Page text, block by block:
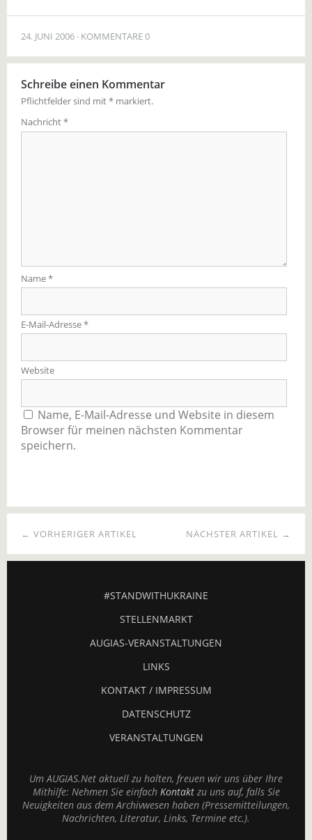
24. JUNI 2006 KOMMENTARE 0
Schreibe einen Kommentar
Pflichtfelder sind mit* markiert.
Nachricht*
Name*
E-Mail-Adresse*
Website
Name, E-Mail-Adresse und Website in diesem
Browser für meinen nächsten Kommentar
speichern.
NÄCHSTER ARTIKEL →
← VORHERIGER ARTIKEL
#STANDWITHUKRAINE
STELLENMARKT
AUGIAS-VERANSTALTUNGEN
LINKS
KONTAKT / IMPRESSUM
DATENSCHUTZ
VERANSTALTUNGEN
Um AUGIAS.Net aktuell zu halten, freuen wir uns über Ihre
Mithilfe: Nehmen Sie einfach Kontaktzu uns auf, falls Sie
Neuigkeiten aus dem Archivwesen haben (Pressemitteilungen,
Nachrichten, Literatur, Links, Termine etc.).